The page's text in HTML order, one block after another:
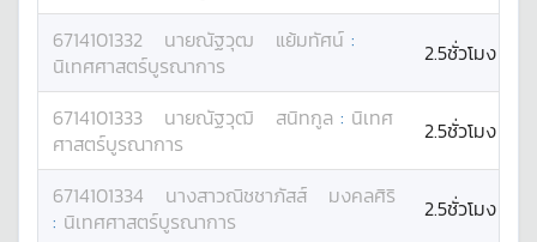
6714101332 นายณัฐวุฒ แย้มทัศน์ :
นิเทศศาสตร์บูรณาการ
2.5ชั่วโมง
6714101333 นายณัฐวุฒิ สนิทกูล : นิเทศ
ศาสตร์บูรณาการ
2.5ชั่วโมง
6714101334 นางสาวณิชชาภัสส์
มงคลศิริ
: นิเทศศาสตร์บูรณาการ 2.5ชั่วโมง